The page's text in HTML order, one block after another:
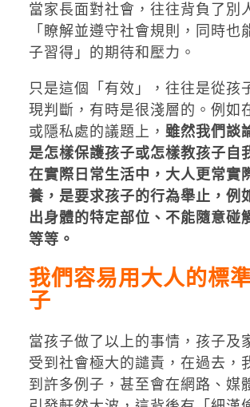
當家長面對社會，往往背負了別
「瞭解並遵守社會規則，同時也
子習得」的期待和壓力。
只是這個「有效」，往往是從孩
現判斷，有時是很淺層的。例如
或隱私處的議題上， 雖然我們談
是怎樣保護孩子或怎樣教孩子自
在實際日常生活中，大人更常實
養，是要求孩子的行為舉止，例
出身體的特定部位、不能隨意碰
等等。
我們容易用大人的標
子
當孩子做了以上的事情，孩子及
受到社會極大的譴責，在過去，
到許多例子，甚至會在網路、媒